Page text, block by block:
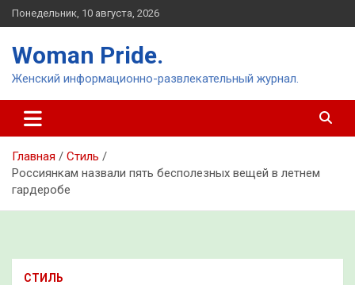
Перейти
к
Понедельник, 10 августа, 2026
Woman Pride.
Женский информационно-развлекательный журнал.
Главная
Стиль
Россиянкам назвали пять бесполезных вещей в летнем
гардеробе
СТИЛЬ